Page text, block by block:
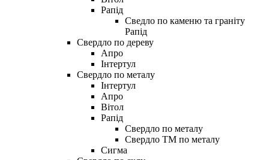
Рапiд
Сведло по каменю та граніту
Рапід
Свердло по дереву
Апро
Інтертул
Свердло по металу
Iнтертул
Апро
Вітол
Рапiд
Свердло по металу
Свердло ТМ по металу
Сигма